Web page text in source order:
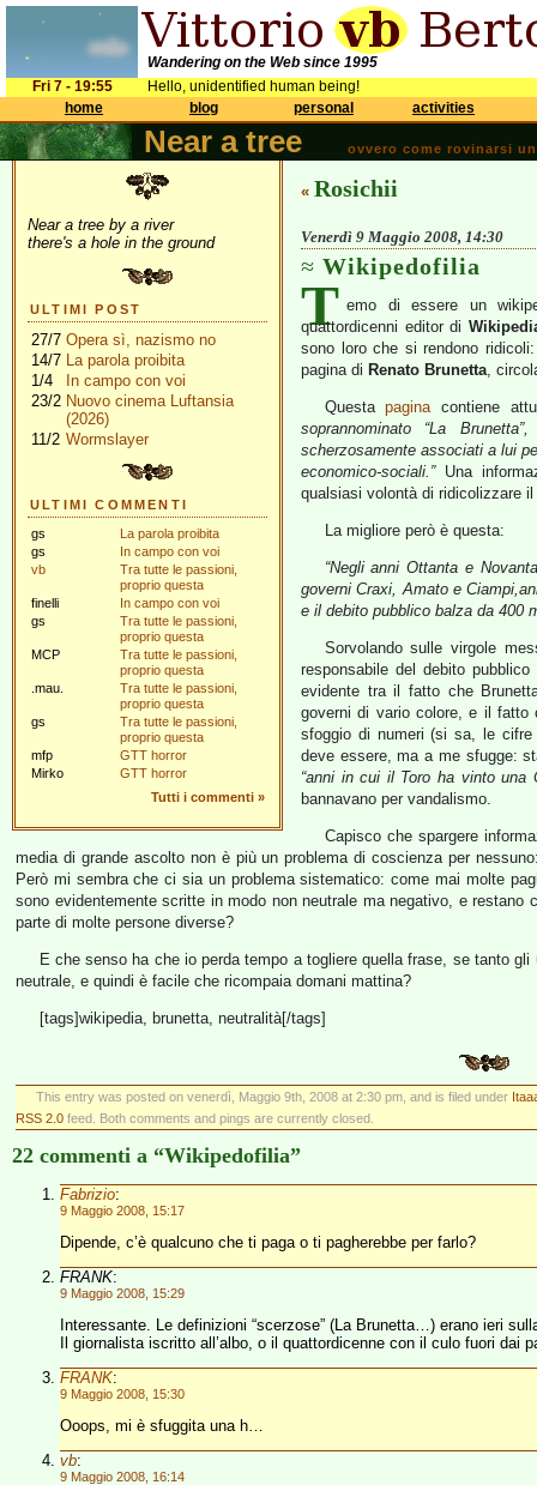
Wandering on the Web since 1995
Fri 7 - 19:55
Hello, unidentified human being!
home
blog personal activities
Near a tree ovvero come rovinarsi
Near a tree by a river
there's a hole in the ground
ULTIMI POST
27/7 Opera sì, nazismo no
14/7 La parola proibita
1/4
In campo con voi
23/2 Nuovo cinema Luftansia
(2026)
11/2 Wormslayer
ULTIMI COMMENTI
gs
La parola proibita
gs
In campo con voi
vb
Tra tutte le passioni,
proprio questa
finelli
In campo con voi
gs
Tra tutte le passioni,
proprio questa
MCP
Tra tutte le passioni,
proprio questa
.mau.
Tra tutte le passioni,
proprio questa
gs
Tra tutte le passioni,
proprio questa
mfp
GTT horror
Mirko
GTT horror
Tutti i commenti »
« Rosichii
Venerdì 9 Maggio 2008, 14:30
Wikipedofilia
T emo di essere un
quattordicenni editor di
sono loro che si rendono
pagina di Renato Brunetta,
Questapaginacontiene
soprannominato “La
scherzosamente associati a lui
economico-sociali.” Una
qualsiasi volontà di ridicolizzare
La migliore però è questa:
“Negli anni Ottanta e
governi Craxi, Amato e
e il debito pubblico balza da 400
Sorvolando sulle virgole
responsabile del debito
evidente tra il fatto che
governi di vario colore, e il
sfoggio di numeri (si sa, le cifre
deve essere, ma a me sfugge:
“anni in cui il Toro ha vinto
bannavano per vandalismo.
Capisco che spargere
media di grande ascolto non è più un problema di coscienza per
Però mi sembra che ci sia un problema sistematico: come mai molte
sono evidentemente scritte in modo non neutrale ma negativo, e
parte di molte persone diverse?
E che senso ha che io perda tempo a togliere quella frase, se tanto
neutrale, e quindi è facile che ricompaia domani mattina?
[tags]wikipedia, brunetta, neutralità[/tags]
This entry was posted on venerdì, Maggio 9th, 2008 at 2:30 pm, and is filed under
RSS 2.0 feed. Both comments and pings are currently closed.
22 commenti a “Wikipedofilia”
Fabrizio:
9 Maggio 2008, 15:17
Dipende, c’è qualcuno che ti paga o ti pagherebbe per farlo?
FRANK:
9 Maggio 2008, 15:29
Interessante. Le definizioni “scerzose” (La Brunetta…) erano ieri
Il giornalista iscritto all’albo, o il quattordicenne con il culo fuori dai
FRANK:
9 Maggio 2008, 15:30
Ooops, mi è sfuggita una h…
vb:
9 Maggio 2008, 16:14